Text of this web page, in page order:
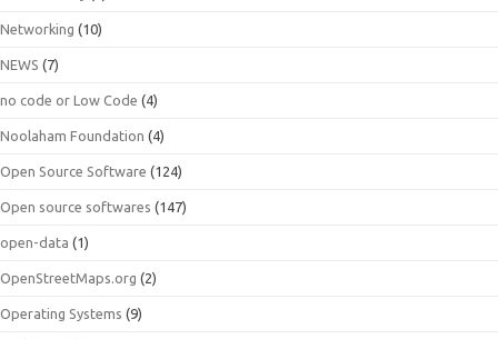
Networking (10)
NEWS (7)
no code or Low Code (4)
Noolaham Foundation (4)
Open Source Software (124)
Open source softwares (147)
open-data (1)
OpenStreetMaps.org (2)
Operating Systems (9)